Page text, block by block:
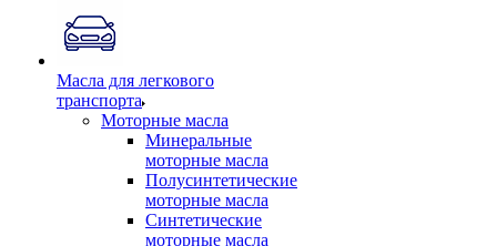
Масла для легкового
транспорта
Моторные масла
Минеральные
моторные масла
Полусинтетические
моторные масла
Синтетические
моторные масла